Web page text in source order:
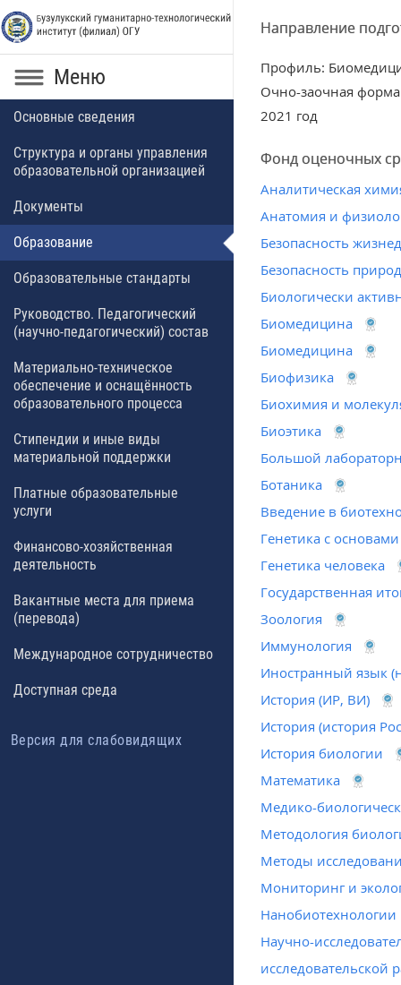
Направление
Профиль:
Очно-заочная
2021 год
Фонд оценочных
Аналитическая
Анатомия и
Безопасность
Безопасность
Биологически
Биомедицина
Биомедицина
Биофизика
Биохимия и
Биоэтика
Большой
Ботаника
Введение в
Генетика с
Генетика человека
Государственная
Зоология
Иммунология
Иностранный язык
История (ИР, ВИ)
История (история
История биологии
Математика
Медико-
Методология
Методы
Мониторинг и
Нанобиотехнологии
Научно-
исследовательской
Меню
Основные сведения
Структура и органы управления
образовательной организацией
Документы
Образование
Образовательные стандарты
Руководство. Педагогический
(научно-педагогический) состав
Материально-техническое
обеспечение и оснащённость
образовательного процесса
Стипендии и иные виды
материальной поддержки
Платные образовательные
услуги
Финансово-хозяйственная
деятельность
Вакантные места для приема
(перевода)
Международное сотрудничество
Доступная среда
Версия для слабовидящих